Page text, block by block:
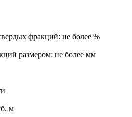
фракций: не более %
размером: не более мм
м